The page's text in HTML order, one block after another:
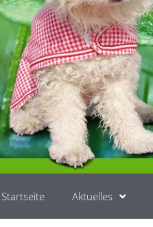
Startseite Aktuelles